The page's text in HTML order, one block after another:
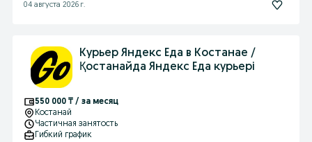
04 августа 2026 г.
Курьер Яндекс Еда в Костанае /
Қостанайда Яндекс Еда курьері
550 000 ₸ / за месяц
Костанай
Частичная занятость
Гибкий график